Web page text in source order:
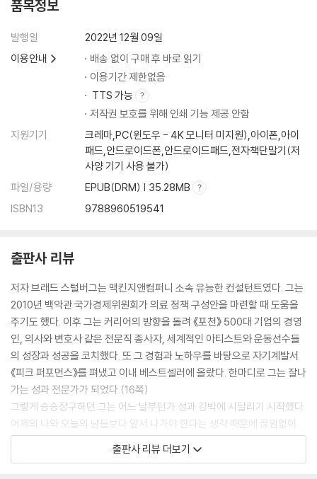
품목정보
발행일
2022년 12월 09일
이용안내
배송 없이 구매 후 바로 읽기
이용기간 제한없음
TTS 가능
저작권 보호를 위해 인쇄 기능 제공 안함
지원기기
크레마,PC(윈도우 - 4K 모니터 미지원),아이폰,아이
패드,안드로이드폰,안드로이드패드,전자책단말기(저
사양 기기 사용 불가)
파일/용량
EPUB(DRM) | 35.28MB
ISBN13
9788960519541
출판사 리뷰
저자 브래드 스털버그는 맥킨지앤컴퍼니 소속 유능한 컨설턴트였다. 그는
2010년 백악관 국가경제위원회가 의료 정책 구성안을 마련할 때 도움을
주기도 했다. 이후 그는 커리어의 방향을 돌려 《포천》 500대 기업의 경영
인, 의사와 변호사 같은 전문직 종사자, 세계적인 아티스트와 운동선수들
의 성장과 성공을 코치했다. 또 그 경험과 노하우를 바탕으로 자기계발서
《피크 퍼포먼스》를 펴냈고 이내 베스트셀러에 올랐다. 한마디로 그는 잘나
가는 성과 전문가가 되었다.(16쪽)
그렇게 승승장구하던 그는 어느 날부턴가 성과 강박에 시달리기 시작했다.
어제의 나와 오늘의 남들보다 앞서 나가야 한다는 생각 때문에 끊임없이
자신을 채찍질했던 것이다. 그래서 항상 불안하고 초조했으며 자주 산만해
지거나 무기력해졌다. 모든 걸 포기해 버리고 싶은 부정적인 충동과 싸워
출판사 리뷰 더보기